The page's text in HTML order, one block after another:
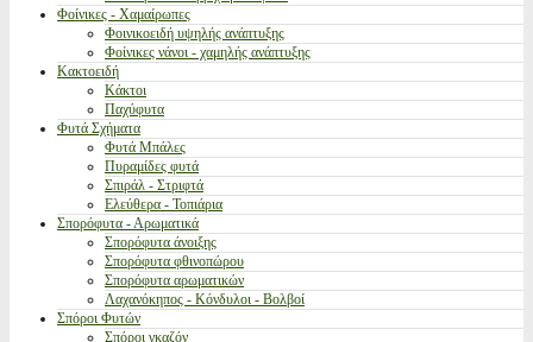
Φοίνικες - Χαμαίρωπες
Φοινικοειδή υψηλής ανάπτυξης
Φοίνικες νάνοι - χαμηλής ανάπτυξης
Κακτοειδή
Κάκτοι
Παχύφυτα
Φυτά Σχήματα
Φυτά Μπάλες
Πυραμίδες φυτά
Σπιράλ - Στριφτά
Ελεύθερα - Τοπιάρια
Σπορόφυτα - Αρωματικά
Σπορόφυτα άνοιξης
Σπορόφυτα φθινοπώρου
Σπορόφυτα αρωματικών
Λαχανόκηπος - Κόνδυλοι - Βολβοί
Σπόροι Φυτών
Σπόροι γκαζόν